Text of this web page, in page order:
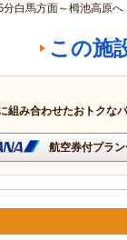
白馬方面～栂池高原へ
この施
組み合わせたおトクな
航空券付プラ